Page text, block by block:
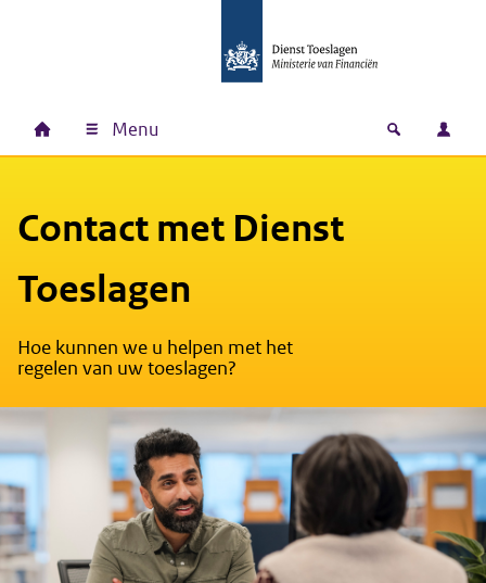
Hoofdnavigatie
Home Menu Open
Contact met Dienst
Toeslagen
Hoe kunnen we u helpen met het
regelen van uw toeslagen?